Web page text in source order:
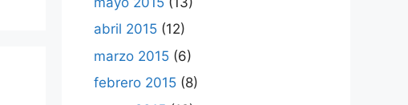
abril 2015 (12)
marzo 2015 (6)
febrero 2015 (8)